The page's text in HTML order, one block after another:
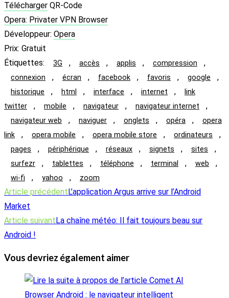
Télécharger QR-Code
Opera: Privater VPN Browser
Développeur: Opera
Prix: Gratuit
Étiquettes: 3G , accès , applis , compression ,
connexion , écran , facebook , favoris , google ,
historique , html , interface , internet ,
link
twitter
, mobile , navigateur , navigateur internet ,
navigateur web , naviguer , onglets , opéra ,
opera
link
, opera mobile , opera mobile store , ordinateurs ,
pages , périphérique , réseaux , signets , sites ,
surfezr , tablettes , téléphone , terminal , web ,
wi-fi , yahoo , zoom
Read
more
articles
Article précédent L’application Argus arrive sur l’Android
Market
Article suivant La chaîne météo: Il fait toujours beau sur
Android !
Vous devriez également aimer